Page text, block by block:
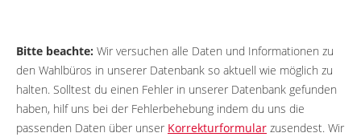
Bitte beachte: Wir versuchen alle Daten und Informationen zu
den Wahlbüros in unserer Datenbank so aktuell wie möglich zu
halten. Solltest du einen Fehler in unserer Datenbank gefunden
haben, hilf uns bei der Fehlerbehebung indem du uns die
passenden Daten über unser Korrekturformular zusendest. Wir